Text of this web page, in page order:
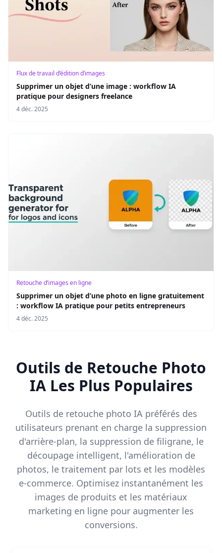
Flux de travail d’édition d’images
Supprimer un objet d’une image : workflow IA
pratique pour designers freelance
4 déc. 2025
Retouche d’images en ligne
Supprimer un objet d’une photo en ligne gratuitement
: workflow IA pratique pour petits entrepreneurs
4 déc. 2025
Outils de Retouche Photo
IA Les Plus Populaires
Outils de retouche photo IA préférés des
utilisateurs prenant en charge la suppression
d'arrière-plan, la suppression de filigrane, le
découpage intelligent, l'amélioration de
photos, le traitement par lots et les modèles
e-commerce. Optimisez instantanément les
images de produits et les matériaux
marketing en ligne pour augmenter les
conversions.